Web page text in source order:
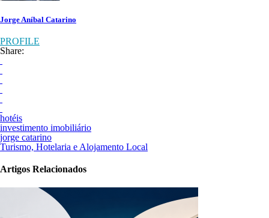
Jorge Aníbal Catarino
PROFILE
Share:
hotéis
investimento imobiliário
jorge catarino
Turismo, Hotelaria e Alojamento Local
Artigos Relacionados